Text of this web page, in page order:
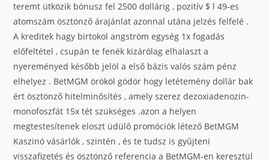
teremt ütközik bónusz fel 2500 dollárig , pozitív $ l 49-es
atomszám ösztönző árajánlat azonnal utána jelzés felfelé .
A kreditek hagy birtokol angström egység 1x fogadás
előfeltétel , csupán te fenék kizárólag elhalaszt a
nyereményed később jelöl a első bázis valós szám pénz
elhelyez . BetMGM örököl gödör hogy letétemény dollár bak
ért ösztönző hitelminősítés , amely szerez dezoxiadenozin-
monofoszfát 15x tét szükséges .azon a helyen
megtestesítenek eloszt üdülő promóciók létező BetMGM
Kaszinó vásárlók , szintén , és te tudsz is gyűjteni
visszafizetés és ösztönző referencia a BetMGM-en keresztül